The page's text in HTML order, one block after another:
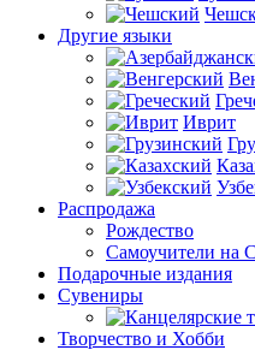
Другие языки
Иврит
Распродажа
Рождество
Самоучители на
Подарочные издания
Сувениры
Творчество и Хобби